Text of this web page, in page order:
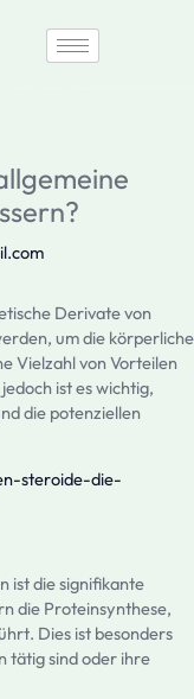
Derivate von
um die körperliche
Vielzahl von Vorteilen
ist es wichtig,
die potenziellen
steroide-die-
ist die signifikante
die Proteinsynthese,
Dies ist besonders
sind oder ihre